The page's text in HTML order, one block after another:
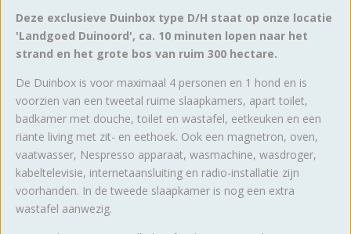
Deze exclusieve Duinbox type D/H staat op onze locatie
'Landgoed Duinoord', ca. 10 minuten lopen naar het
strand en het grote bos van ruim 300 hectare.
De Duinbox is voor maximaal 4 personen en 1 hond en is
voorzien van een tweetal ruime slaapkamers, apart toilet,
badkamer met douche, toilet en wastafel, eetkeuken en een
riante living met zit- en eethoek. Ook een magnetron, oven,
vaatwasser, Nespresso apparaat, wasmachine, wasdroger,
kabeltelevisie, internetaansluiting en radio-installatie zijn
voorhanden. In de tweede slaapkamer is nog een extra
wastafel aanwezig.